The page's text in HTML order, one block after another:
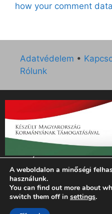
how your comment
Adatvédelem •
Rólunk
„Az Új Ember katolikus
támogatását az EGYH-
szerződés keretében 3 000
Emberi
A weboldalon a minőségi
használunk.
You can find out more about
switch them off in settings.